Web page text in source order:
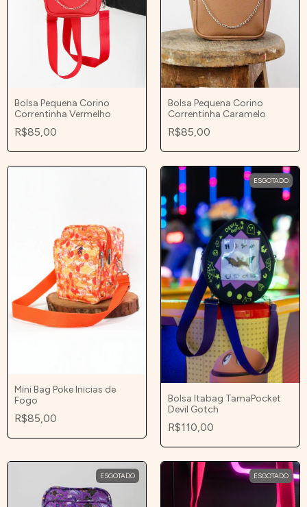
Bolsa Pequena Corino
Correntinha Vermelho
R$85,00
Bolsa Pequena Corino
Correntinha Caramelo
R$85,00
Mini Bag Poke Inicias de
Fogo
R$85,00
ESGOTADO
Bolsa Itabag TamaPocket
Devil Gotch
R$110,00
ESGOTADO ESGOTADO